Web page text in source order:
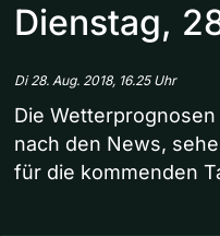
Dienstag,
Di 28. Aug. 2018, 16.25 Uhr
Die
nach den News,
für die kommenden